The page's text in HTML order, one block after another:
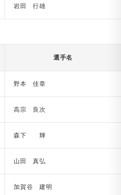
岩田 行雄
選手名
野本 佳章
高宗 良次
森下 輝
山田 真弘
加賀谷 建明